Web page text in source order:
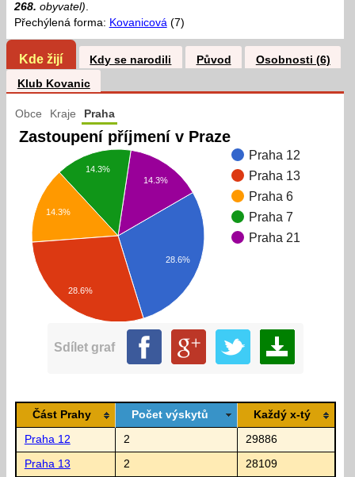
268. obyvatel).
Přechýlená forma: Kovanicová(7)
Kde žijí Kdy se narodili Původ
Osobnosti (6)
Klub Kovanic
Obce Kraje Praha
Zastoupení příjmení v Praze
Praha 12
Praha 13
Praha 6
Praha 7
Praha 21
28.6%
14.3%
14.3%
14.3%
28.6%
Sdílet graf
Část Prahy Počet výskytů Každý x-tý
Praha 12 2 29886
Praha 13 2 28109